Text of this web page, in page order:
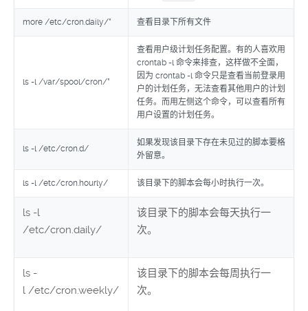
more /etc/cron.daily/* 查看目录下所有文件
ls -l /var/spool/cron/*
查看用户级计划任务配置。有的人喜欢用
crontab -l 命令来排查，这样做不全面，
因为 crontab -l 命令只是查看当前登录用
户的计划任务，无法查看其他用户的计划
任务。而用左侧这个命令，可以查看所有
用户设置的计划任务。
ls -l /etc/cron.d/
如果发现该目录下存在未见过的脚本要格
外留意。
ls -l /etc/cron.hourly/ 该目录下的脚本会每小时执行一次。
ls -l
/etc/cron.daily/
该目录下的脚本会每天执行一
次。
ls -
l /etc/cron.weekly/
该目录下的脚本会每周执行一
次。